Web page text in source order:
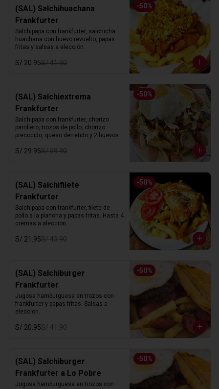
-50%
(SAL) Salchihuachana
Frankfurter
Salchipapa con frankfurter, salchicha
huachana con huevo revuelto, papas
fritas y salsas a elección.
S/ 20.95S/ 41.90
-50%
(SAL) Salchiextrema
Frankfurter
Salchipapa con frankfurter, chorizo
parrillero, trozos de pollo, chorizo
precocido, queso derretido y 2 huevos
S/ 29.95S/ 59.90
-50%
(SAL) Salchifilete
Frankfurter
Salchipapa con frankfurter, filete de
pollo a la plancha y papas fritas. Hasta 4
cremas a aleccion.
S/ 21.95S/ 43.90
-50%
(SAL) Salchiburger
Frankfurter
Jugosa hamburguesa en trozos con
frankfurter y papas fritas. Salsas a
eleccion.
S/ 20.95S/ 41.90
-50%
(SAL) Salchiburger
Frankfurter a Lo Pobre
Jugosa hamburguesa en trozos con